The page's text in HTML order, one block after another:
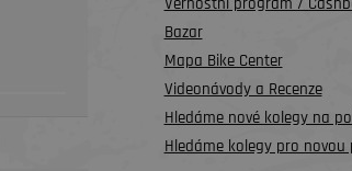
Bazar
Mapa Bike Center
Videonávody a Recenze
Hledáme nové kolegy na
Hledáme kolegy pro novou